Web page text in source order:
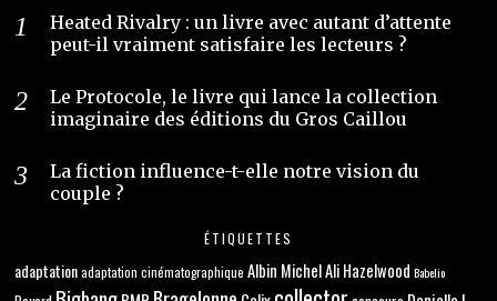
Heated Rivalry : un livre avec autant d’attente
peut-il vraiment satisfaire les lecteurs ?
Le Protocole, le livre qui lance la collection
imaginaire des éditions du Gros Caillou
La fiction influence-t-elle notre vision du
couple ?
ÉTIQUETTES
adaptation adaptation cinématographique Albin MichelAli Hazelwood Babelio